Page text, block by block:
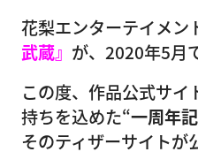
花梨エンターテイメン
武蔵』 が、2020年5月
この度、作品公式サ
持ちを込めた“一周年
そのティザーサイトが